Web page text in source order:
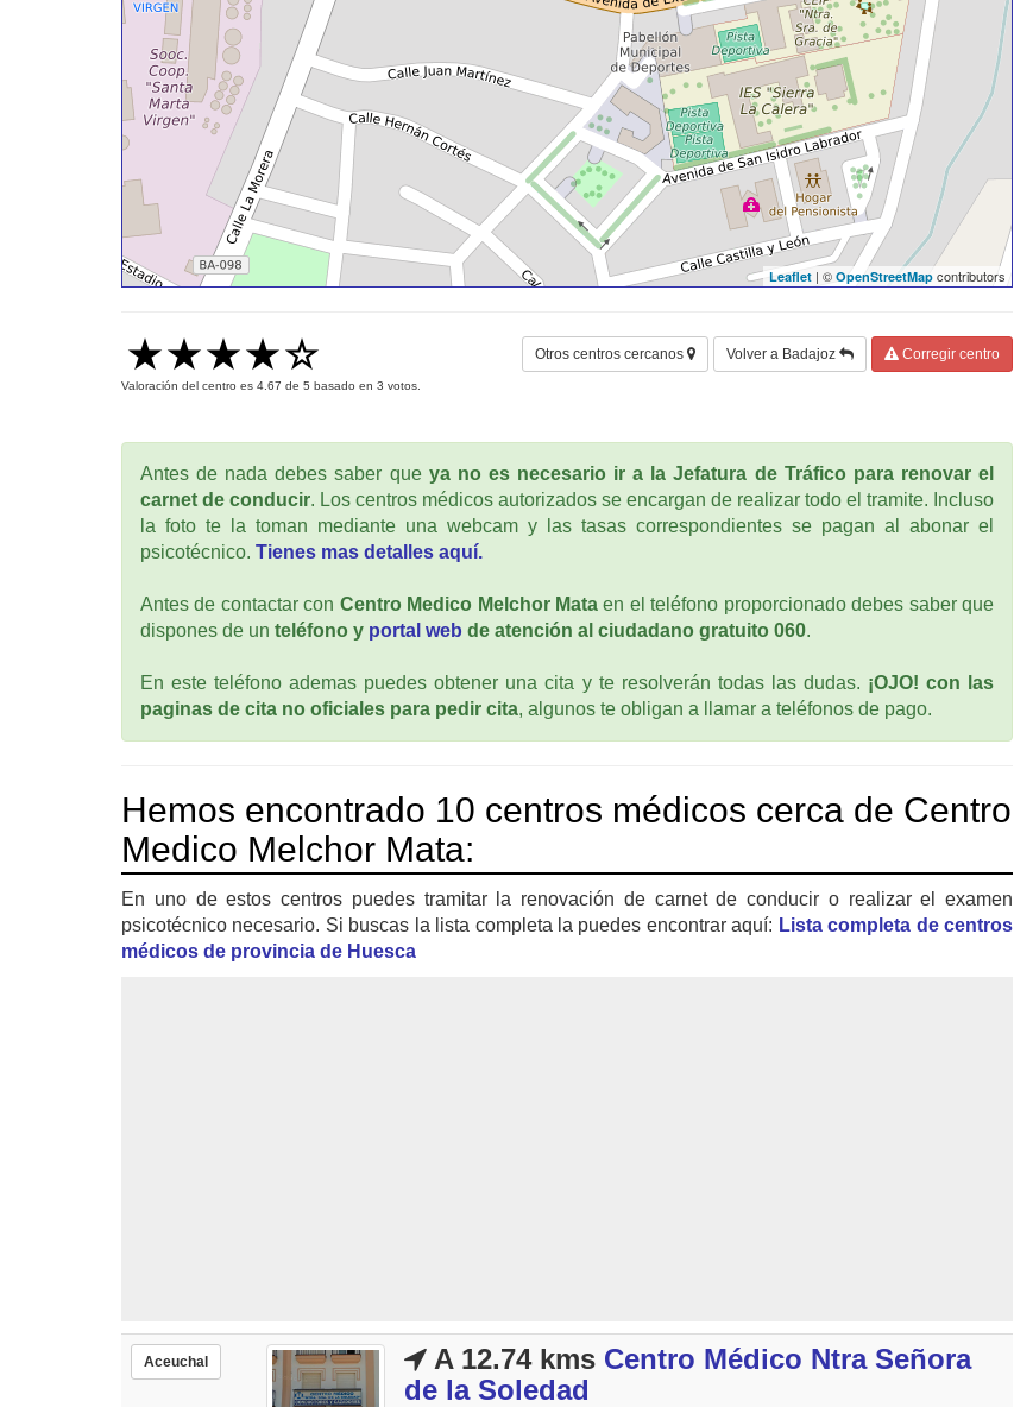
Leaflet | © OpenStreetMap contributors
Valoración del centro es 4.67 de 5 basado en 3 votos.
Otros centros cercanos Volver a Badajoz Corregir centro
Antes de nada debes saber que ya no es necesario ir a la Jefatura de Tráfico para renovar el
carnet de conducir. Los centros médicos autorizados se encargan de realizar todo el tramite. Incluso
la foto te la toman mediante una webcam y las tasas correspondientes se pagan al abonar el
psicotécnico. Tienes mas detalles aquí.
Antes de contactar con Centro Medico Melchor Mata en el teléfono proporcionado debes saber que
dispones de un teléfono y portal web de atención al ciudadano gratuito 060.
En este teléfono ademas puedes obtener una cita y te resolverán todas las dudas. ¡OJO! con las
paginas de cita no oficiales para pedir cita, algunos te obligan a llamar a teléfonos de pago.
Hemos encontrado 10 centros médicos cerca de Centro
Medico Melchor Mata:
En uno de estos centros puedes tramitar la renovación de carnet de conducir o realizar el examen
psicotécnico necesario. Si buscas la lista completa la puedes encontrar aquí: Lista completa de centros
médicos de provincia de Huesca
Aceuchal A 12.74 kms Centro Médico Ntra Señora
de la Soledad